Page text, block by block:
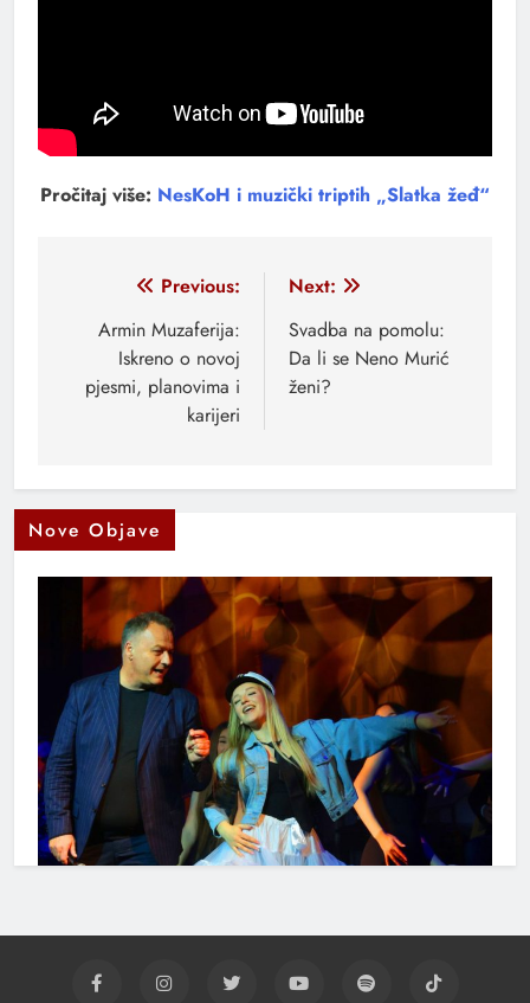
Pročitaj više: NesKoH i muzički triptih „Slatka žeđ“
Navigacija
članaka
Previous:
Armin Muzaferija:
Iskreno o novoj
pjesmi, planovima i
karijeri
Next:
Svadba na pomolu:
Da li se Neno Murić
ženi?
Nove Objave
Muhamed Fazlagić Fazla predstavlja pjesmu